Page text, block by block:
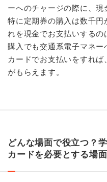
ーへのチャージの際に、現
特に定期券の購入は数千円
れを現金でお支払いする
購入でも交通系電子マネー
カードでお支払いをすれ
がもらえます。
どんな場面で役立つ？
カードを必要とする場